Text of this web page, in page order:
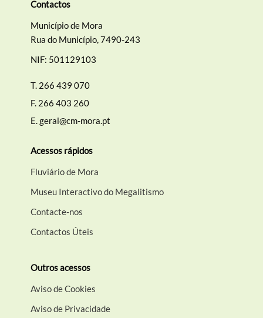
Contactos
Município de Mora
Rua do Município, 7490-243
NIF: 501129103
T. 266 439 070
F. 266 403 260
E.geral@cm-mora.pt
Acessos rápidos
Fluviário de Mora
Museu Interactivo do Megalitismo
Contacte-nos
Contactos Úteis
Outros acessos
Aviso de Cookies
Aviso de Privacidade